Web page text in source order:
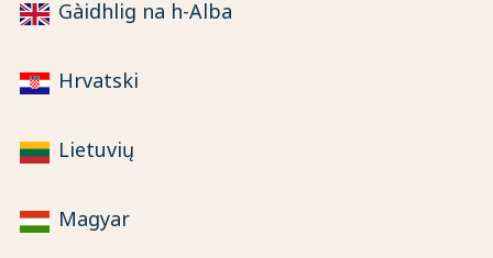
Gàidhlig na h-Alba
Hrvatski
Lietuvių
Magyar